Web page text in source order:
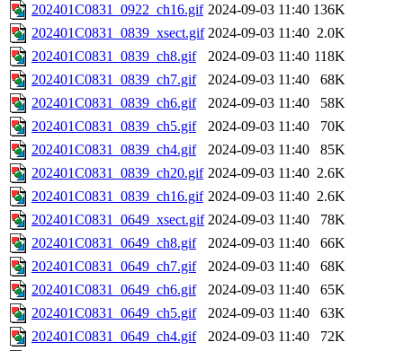
202401C0831_0922_ch16.gif 2024-09-03 11:40 136K
202401C0831_0839_xsect.gif 2024-09-03 11:40 2.0K
202401C0831_0839_ch8.gif
2024-09-03 11:40 118K
202401C0831_0839_ch7.gif
2024-09-03 11:40
68K
202401C0831_0839_ch6.gif
2024-09-03 11:40
58K
202401C0831_0839_ch5.gif
2024-09-03 11:40
70K
202401C0831_0839_ch4.gif
2024-09-03 11:40
85K
202401C0831_0839_ch20.gif 2024-09-03 11:40 2.6K
202401C0831_0839_ch16.gif 2024-09-03 11:40 2.6K
202401C0831_0649_xsect.gif 2024-09-03 11:40
78K
202401C0831_0649_ch8.gif
2024-09-03 11:40
66K
202401C0831_0649_ch7.gif
2024-09-03 11:40
68K
202401C0831_0649_ch6.gif
2024-09-03 11:40
65K
202401C0831_0649_ch5.gif
2024-09-03 11:40
63K
202401C0831_0649_ch4.gif
2024-09-03 11:40
72K